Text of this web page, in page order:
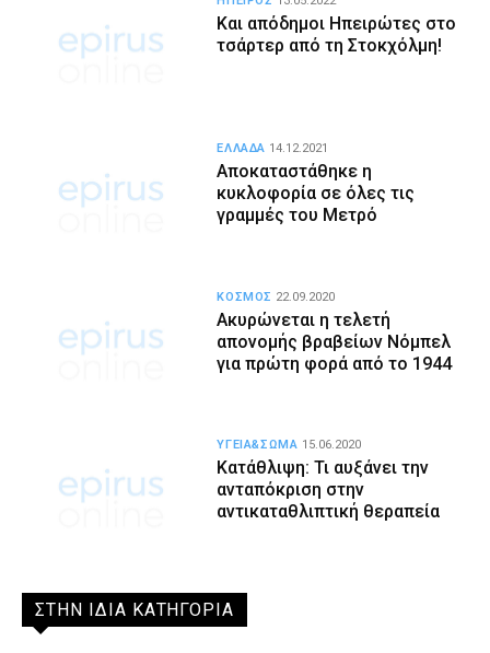
Και απόδημοι Ηπειρώτες στο
τσάρτερ από τη Στοκχόλμη!
Αποκαταστάθηκε η
κυκλοφορία σε όλες τις
γραμμές του Μετρό
ΕΛΛΑΔΑ 14.12.2021
Ακυρώνεται η τελετή
απονομής βραβείων Νόμπελ
για πρώτη φορά από το 1944
ΚΟΣΜΟΣ 22.09.2020
Κατάθλιψη: Τι αυξάνει την
ανταπόκριση στην
αντικαταθλιπτική θεραπεία
ΥΓΕΙΑ&ΣΩΜΑ 15.06.2020
ΣΤΗΝ ΙΔΙΑ ΚΑΤΗΓΟΡΙΑ